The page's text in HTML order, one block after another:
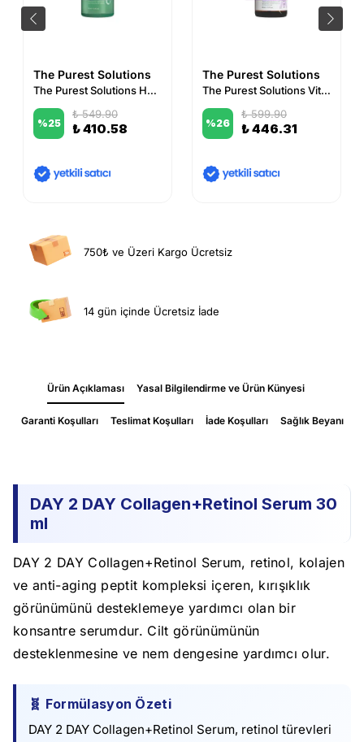
The Purest Solutions
The Purest Solutions Hassas Ciltler için Kızarıklık Karşıtı Cica Serum 30 ml
%25
₺ 549.90
₺ 410.58
The Purest Solutions
The Purest Solutions Vita-A Rejuvenating Retinol Serum (%1 Retinol + Ceramide)
%26
₺ 599.90
₺ 446.31
750₺ ve Üzeri Kargo Ücretsiz
14 gün içinde Ücretsiz İade
Ürün Açıklaması Yasal Bilgilendirme ve Ürün Künyesi
Garanti Koşulları Teslimat Koşulları İade Koşulları Sağlık Beyanı
DAY 2 DAY Collagen+Retinol Serum 30
ml
DAY 2 DAY Collagen+Retinol Serum, retinol, kolajen
ve anti-aging peptit kompleksi içeren, kırışıklık
görünümünü desteklemeye yardımcı olan bir
konsantre serumdur. Cilt görünümünün
desteklenmesine ve nem dengesine yardımcı olur.
🧬 Formülasyon Özeti
DAY 2 DAY Collagen+Retinol Serum, retinol türevleri